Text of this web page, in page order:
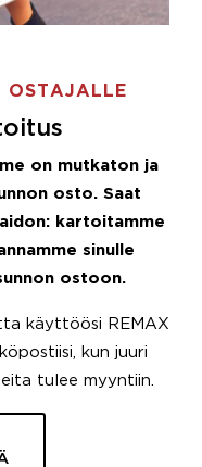
OSTAJALLE
on mutkaton ja
osto. Saat
kartoitamme
sinulle
ostoon.
käyttöösi REMAX
kun juuri
tulee myyntiin.